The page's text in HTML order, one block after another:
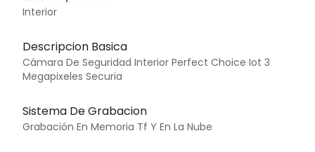
Interior
Descripcion Basica
Cámara De Seguridad Interior Perfect Choice Iot 3
Megapixeles Securia
Sistema De Grabacion
Grabación En Memoria Tf Y En La Nube